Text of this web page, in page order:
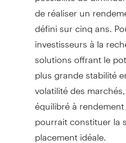
de réaliser un
défini sur cinq ans.
investisseurs à la
solutions offrant le
plus grande stabilité
volatilité des
équilibré à
pourrait constituer la
placement idéale.